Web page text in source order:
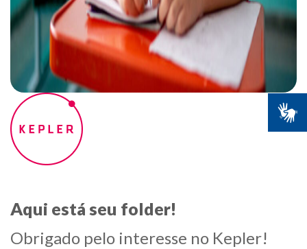
Aqui está seu folder!
Obrigado pelo interesse no Kepler!